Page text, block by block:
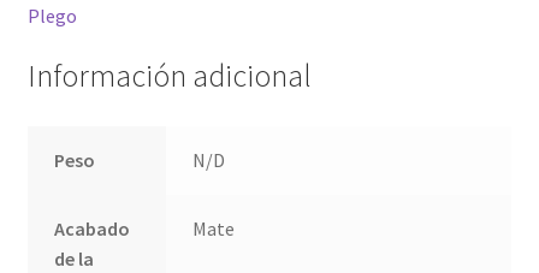
Plego
Información adicional
Peso N/D
Acabado
de la
Mate